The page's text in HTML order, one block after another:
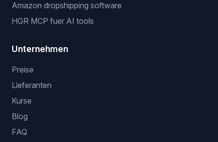
Amazon dropshipping software
HGR MCP fuer AI tools
Unternehmen
Preise
Lieferanten
Kurse
Blog
FAQ